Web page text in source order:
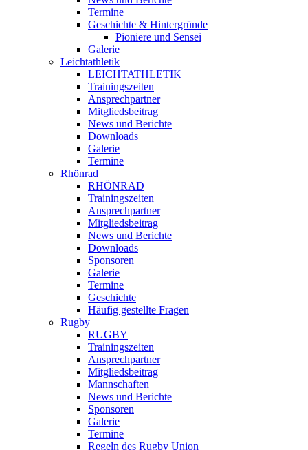
Termine
Geschichte & Hintergründe
Pioniere und Sensei
Galerie
Leichtathletik
LEICHTATHLETIK
Trainingszeiten
Ansprechpartner
Mitgliedsbeitrag
News und Berichte
Downloads
Galerie
Termine
Rhönrad
RHÖNRAD
Trainingszeiten
Ansprechpartner
Mitgliedsbeitrag
News und Berichte
Downloads
Sponsoren
Galerie
Termine
Geschichte
Häufig gestellte Fragen
Rugby
RUGBY
Trainingszeiten
Ansprechpartner
Mitgliedsbeitrag
Mannschaften
News und Berichte
Sponsoren
Galerie
Termine
Regeln des Rugby Union